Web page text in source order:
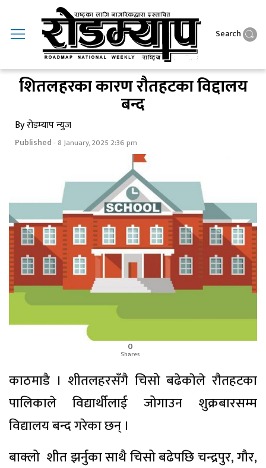
Search
शितलहरका कारण राैतहटका विद्दालय
बन्द
By रोडम्याप न्युज
Published- 8 January, 2025 2:36 pm
0
Shares
काठमाडै । शीतलहरसँगै चिसो बढेकाेले रौतहटका
पालिकाले विद्यार्थीलाई जोगाउन शुक्रबारसम्म
विद्यालय बन्द गरेका छन् ।
बाक्लो शीत झर्नुका साथै चिसो बढेपछि चन्द्रपुर, गौर,